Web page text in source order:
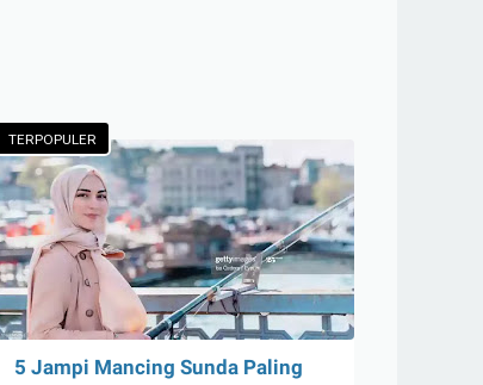
TERPOPULER
5 Jampi Mancing Sunda Paling